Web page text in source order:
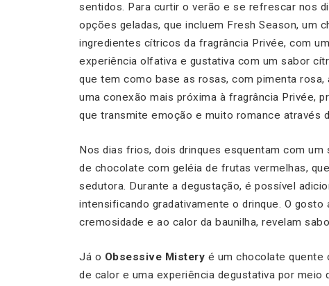
sentidos. Para curtir o verão e se refrescar nos
opções geladas, que incluem Fresh Season, um
ingredientes cítricos da fragrância Privée, com
experiência olfativa e gustativa com um sabor
que tem como base as rosas, com pimenta
uma conexão mais próxima à fragrância Privée,
que transmite emoção e muito romance através
Nos dias frios, dois drinques esquentam com um
de chocolate com geléia de frutas vermelhas,
sedutora. Durante a degustação, é possível
intensificando gradativamente o drinque. O
cremosidade e ao calor da baunilha, revelam
Já o Obsessive Mistery é um chocolate quente
de calor e uma experiência degustativa por